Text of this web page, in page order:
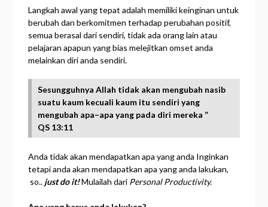
Langkah awal yang tepat adalah memiliki keinginan untuk
berubah dan berkomitmen terhadap perubahan positif,
semua berasal dari sendiri, tidak ada orang lain atau
pelajaran apapun yang bias melejitkan omset anda
melainkan diri anda sendiri.
Sesungguhnya Allah tidak akan mengubah nasib
suatu kaum kecuali kaum itu sendiri yang
mengubah apa–apa yang pada diri mereka ”
QS 13:11
Anda tidak akan mendapatkan apa yang anda Inginkan
tetapi anda akan mendapatkan apa yang anda lakukan,
so.. just do it!Mulailah dari Personal Productivity.